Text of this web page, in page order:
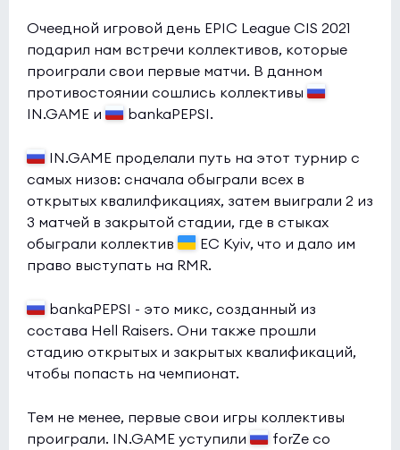
Очеедной игровой день EPIC League CIS 2021
подарил нам встречи коллективов, которые
проиграли свои первые матчи. В данном
противостоянии сошлись коллективы
IN.GAME и
bankaPEPSI.
IN.GAME проделали путь на этот турнир с
самых низов: сначала обыграли всех в
открытых квалилфикациях, затем выиграли 2 из
3 матчей в закрытой стадии, где в стыках
обыграли коллектив
EC Kyiv, что и дало им
право выступать на RMR.
bankaPEPSI - это микс, созданный из
состава Hell Raisers. Они также прошли
стадию открытых и закрытых квалификаций,
чтобы попасть на чемпионат.
Тем не менее, первые свои игры коллективы
проиграли. IN.GAME уступили
forZe со